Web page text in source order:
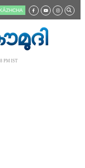
KĀZHCHA
PM IST